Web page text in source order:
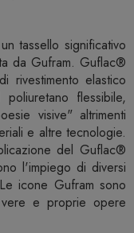
tassello significativo
da Gufram. Guflac®
rivestimento elastico
flessibile,
visive" altrimenti
e altre tecnologie.
del Guflac®
l'impiego di diversi
icone Gufram sono
e proprie opere